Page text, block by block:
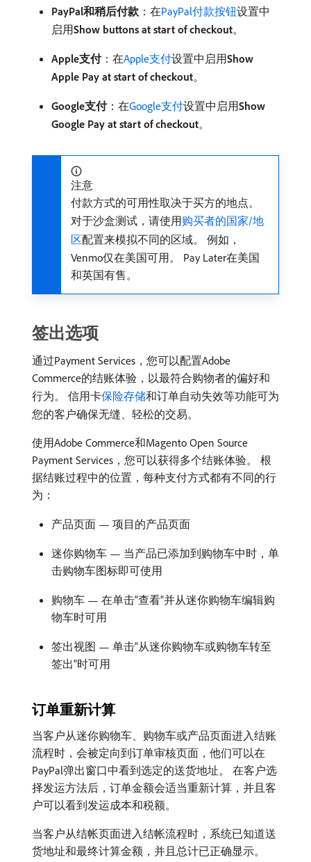
PayPal和稍后付款 ：在PayPal付款按钮设置中
启用​Show buttons at start of checkout。
Apple支付：在Apple支付设置中启用​Show
Apple Pay at start of checkout。
Google支付：在Google支付设置中启用​Show
Google Pay at start of checkout。
注意
付款方式的可用性取决于买方的地点。
对于沙盒测试，请使用购买者的国家/地
区配置来模拟不同的区域。 例如，
Venmo仅在美国可用。 Pay Later在美国
和英国有售。
签出选项
通过Payment Services，您可以配置Adobe
Commerce的结账体验，以最符合购物者的偏好和
行为。 信用卡保险存储和订单自动失效等功能可为
您的客户确保无缝、轻松的交易。
使用Adobe Commerce和Magento Open Source
Payment Services，您可以获得多个结账体验。 根
据结账过程中的位置，每种支付方式都有不同的行
为：
产品页面 — 项目的产品页面
迷你购物车 — 当产品已添加到购物车中时，单
击购物车图标即可使用
购物车 — 在单击“查看”并从迷你购物车编辑购
物车时可用
签出视图 — 单击“从迷你购物车或购物车转至
签出”时可用
订单重新计算
当客户从迷你购物车、购物车或产品页面进入结账
流程时，会被定向到订单审核页面，他们可以在
PayPal弹出窗口中看到选定的送货地址。 在客户选
择发运方法后，订单金额会适当重新计算，并且客
户可以看到发运成本和税额。
当客户从结帐页面进入结帐流程时，系统已知道送
货地址和最终计算金额，并且总计已正确显示。